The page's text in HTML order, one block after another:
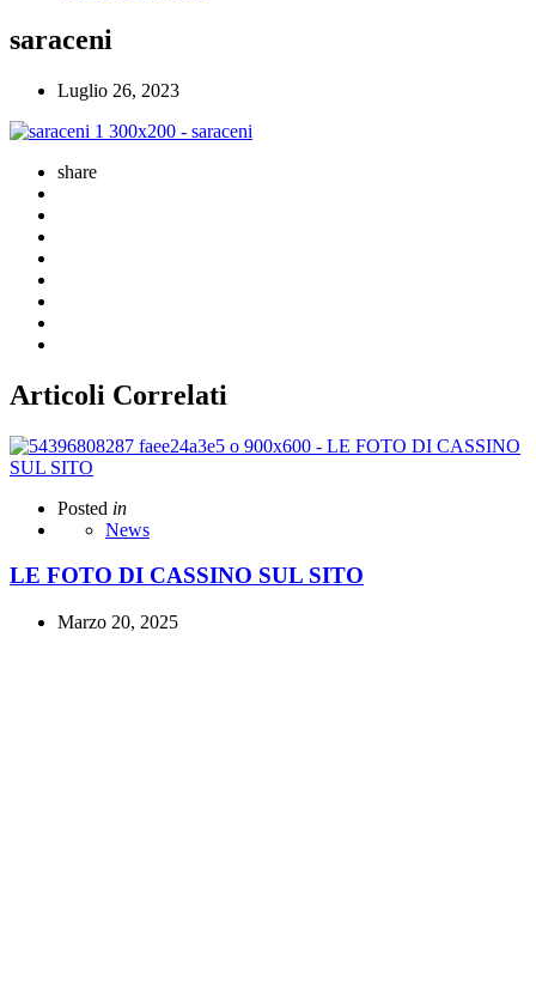
saraceni
Luglio 26, 2023
share
Articoli Correlati
Posted in
News
LE FOTO DI CASSINO SUL SITO
Marzo 20, 2025